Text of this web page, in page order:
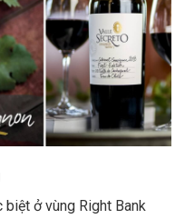
biệt ở vùng Right Bank